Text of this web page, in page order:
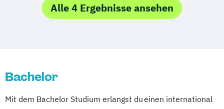
Alle 4 Ergebnisse ansehen
Bachelor
Mit dem Bachelor Studium erlangst du einen international